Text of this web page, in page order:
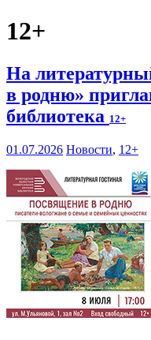
12+
На
в родню»
библиотека 12+
01.07.2026 Новости, 12+